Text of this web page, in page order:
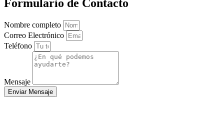
Formulario de Contacto
Nombre completo
Correo Electrónico
Teléfono
Mensaje
Enviar Mensaje